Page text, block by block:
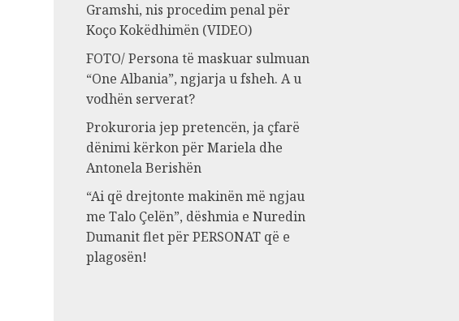
Gramshi, nis procedim penal për
Koço Kokëdhimën (VIDEO)
FOTO/ Persona të maskuar sulmuan
“One Albania”, ngjarja u fsheh. A u
vodhën serverat?
Prokuroria jep pretencën, ja çfarë
dënimi kërkon për Mariela dhe
Antonela Berishën
“Ai që drejtonte makinën më ngjau
me Talo Çelën”, dëshmia e Nuredin
Dumanit flet për PERSONAT që e
plagosën!